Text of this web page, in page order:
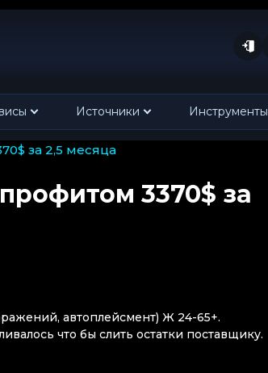
Источники Инструменты
за 2,5 месяца
3370$ за
автоплейсмент) Ж 24-65+.
что бы слить остатки поставщику.